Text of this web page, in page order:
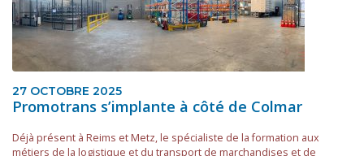
27 OCTOBRE 2025
Promotrans s’implante à côté de Colmar
Déjà présent à Reims et Metz, le spécialiste de la formation aux
métiers de la logistique et du transport de marchandises et de